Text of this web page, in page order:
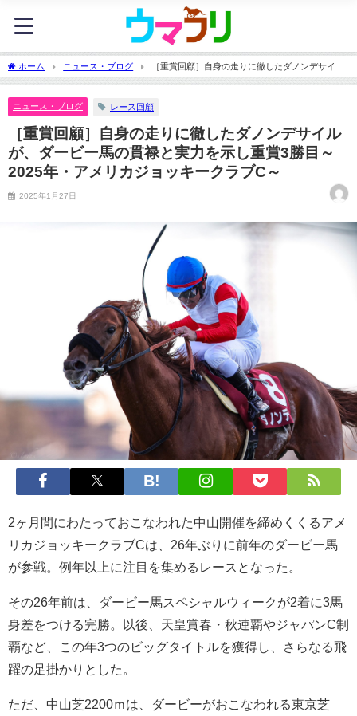
ホーム ニュース・ブログ
［重賞回顧］自身の走りに徹したダノンデサイル
が、ダービー馬の貫禄と実力を示し重賞3勝目～2025年・アメリカジョッキークラブC
ニュース・ブログ
レース回顧
［重賞回顧］自身の走りに徹したダノンデサイル
が、ダービー馬の貫禄と実力を示し重賞3勝目～
2025年・アメリカジョッキークラブC～
2025年1月27日
2ヶ月間にわたっておこなわれた中山開催を締めくくるアメ
リカジョッキークラブCは、26年ぶりに前年のダービー馬
が参戦。例年以上に注目を集めるレースとなった。
その26年前は、ダービー馬スペシャルウィークが2着に3馬
身差をつける完勝。以後、天皇賞春・秋連覇やジャパンC制
覇など、この年3つのビッグタイトルを獲得し、さらなる飛
躍の足掛かりとした。
ただ、中山芝2200ｍは、ダービーがおこなわれる東京芝